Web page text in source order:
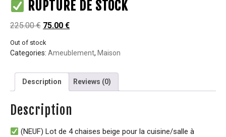
RUPTURE DE STOCK
225.00€ 75.00 €
Out of stock
Categories: Ameublement, Maison
Description Reviews (0)
Description
(NEUF) Lot de 4 chaises beige pour la cuisine/salle à